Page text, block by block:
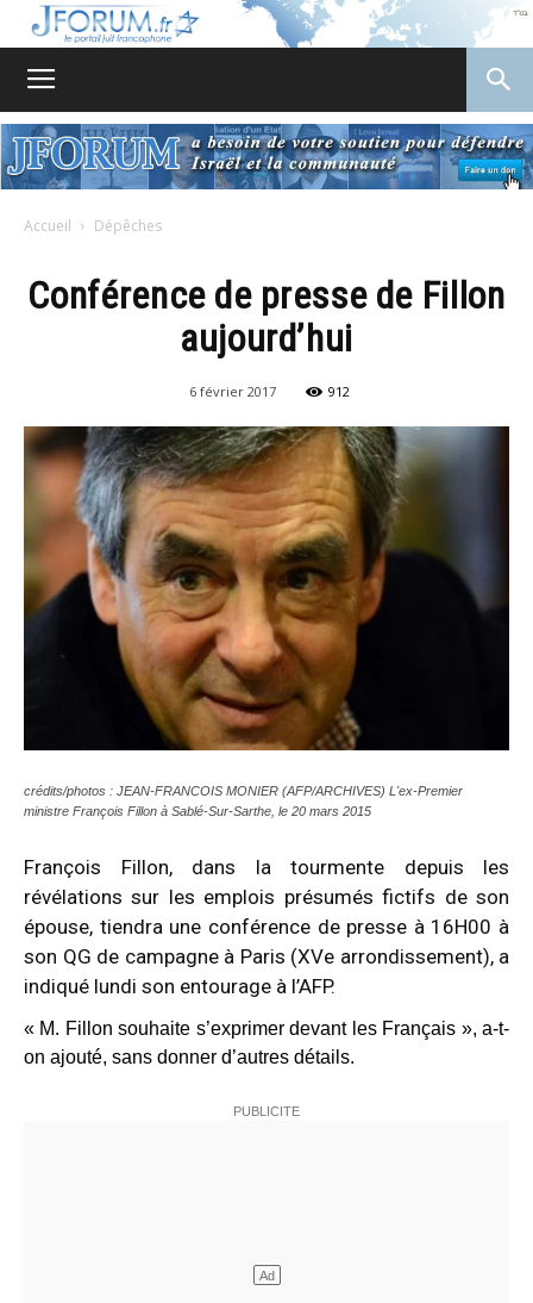
Accueil Dépêches
Conférence de presse de Fillon
aujourd’hui
6 février 2017 912
crédits/photos : JEAN-FRANCOIS MONIER (AFP/ARCHIVES) L'ex-Premier
ministre François Fillon à Sablé-Sur-Sarthe, le 20 mars 2015
François Fillon, dans la tourmente depuis les
révélations sur les emplois présumés fictifs de son
épouse, tiendra une conférence de presse à 16H00 à
son QG de campagne à Paris (XVe arrondissement), a
indiqué lundi son entourage à l’AFP.
« M. Fillon souhaite s’exprimer devant les Français », a-t-
on ajouté, sans donner d’autres détails.